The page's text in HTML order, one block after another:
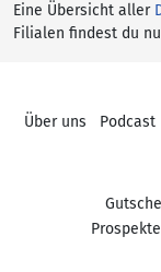
Eine Übersicht aller
Filialen findest du
Über uns Podcast